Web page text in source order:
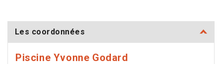
Les coordonnées
Piscine Yvonne Godard